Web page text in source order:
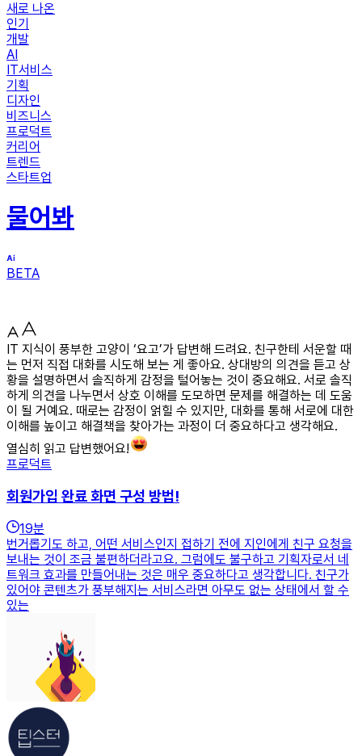
새로 나온
인기
개발
AI
IT서비스
기획
디자인
비즈니스
프로덕트
커리어
트렌드
스타트업
물어봐
BETA
IT 지식이 풍부한 고양이 ‘요고’가 답변해 드려요. 친구한테 서운할 때
는 먼저 직접 대화를 시도해 보는 게 좋아요. 상대방의 의견을 듣고 상
황을 설명하면서 솔직하게 감정을 털어놓는 것이 중요해요. 서로 솔직
하게 의견을 나누면서 상호 이해를 도모하면 문제를 해결하는 데 도움
이 될 거예요. 때로는 감정이 얽힐 수 있지만, 대화를 통해 서로에 대한
이해를 높이고 해결책을 찾아가는 과정이 더 중요하다고 생각해요.
열심히 읽고 답변했어요!
프로덕트
회원가입 완료 화면 구성 방법!
19분
번거롭기도 하고, 어떤 서비스인지 접하기 전에 지인에게 친구 요청을
보내는 것이 조금 불편하더라고요. 그럼에도 불구하고 기획자로서 네
트워크 효과를 만들어내는 것은 매우 중요하다고 생각합니다. 친구가
있어야 콘텐츠가 풍부해지는 서비스라면 아무도 없는 상태에서 할 수
있는